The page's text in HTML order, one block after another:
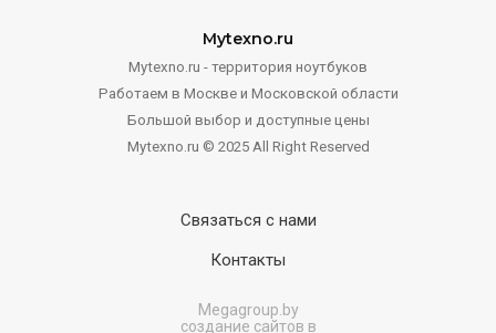
Mytexno.ru
Mytexno.ru - территория ноутбуков
Работаем в Москве и Московской области
Большой выбор и доступные цены
Mytexno.ru © 2025 All Right Reserved
Связаться с нами
Контакты
Megagroup.by
создание сайтов в